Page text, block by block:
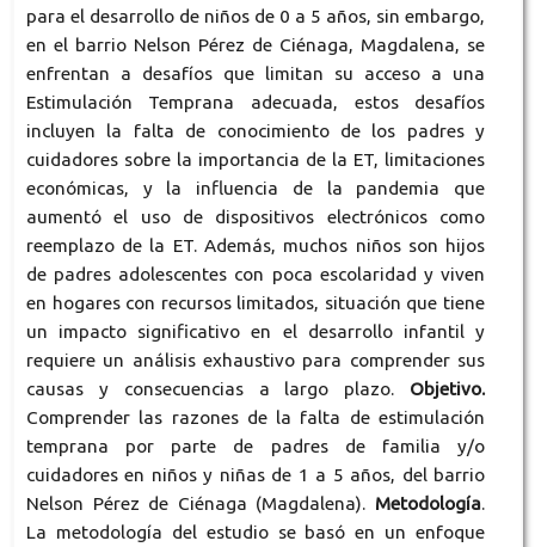
para el desarrollo de niños de 0 a 5 años, sin embargo,
en el barrio Nelson Pérez de Ciénaga, Magdalena, se
enfrentan a desafíos que limitan su acceso a una
Estimulación Temprana adecuada, estos desafíos
incluyen la falta de conocimiento de los padres y
cuidadores sobre la importancia de la ET, limitaciones
económicas, y la influencia de la pandemia que
aumentó el uso de dispositivos electrónicos como
reemplazo de la ET. Además, muchos niños son hijos
de padres adolescentes con poca escolaridad y viven
en hogares con recursos limitados, situación que tiene
un impacto significativo en el desarrollo infantil y
requiere un análisis exhaustivo para comprender sus
causas y consecuencias a largo plazo. Objetivo.
Comprender las razones de la falta de estimulación
temprana por parte de padres de familia y/o
cuidadores en niños y niñas de 1 a 5 años, del barrio
Nelson Pérez de Ciénaga (Magdalena). Metodología.
La metodología del estudio se basó en un enfoque